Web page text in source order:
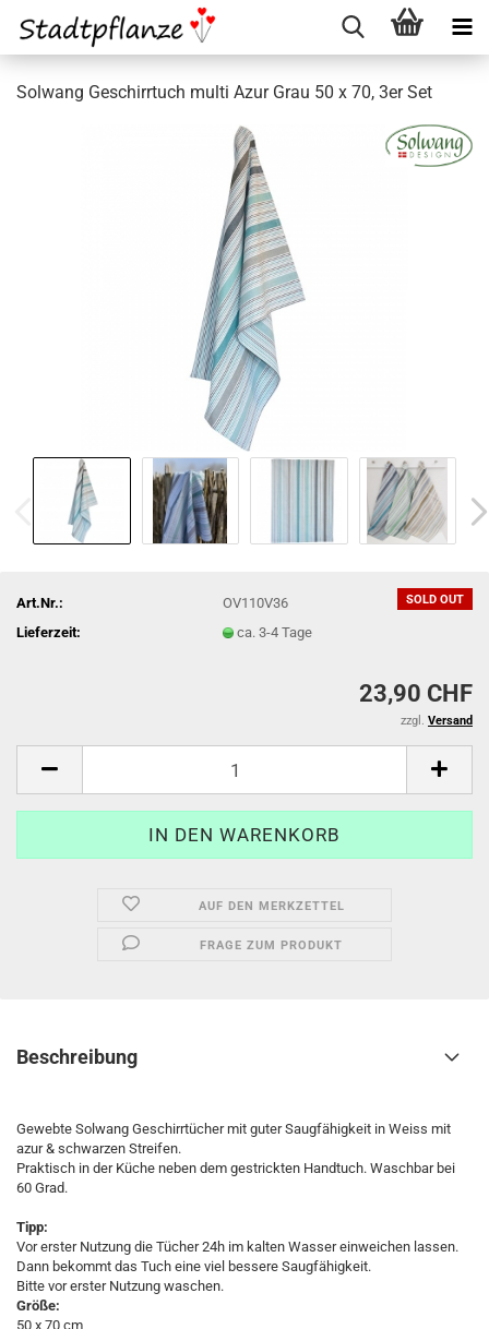
Solwang Geschirrtuch multi Azur Grau 50 x 70, 3er Set
SOLD OUT
Art.Nr.:
OV110V36
Lieferzeit:
ca. 3-4 Tage
23,90 CHF
zzgl. Versand
AUF DEN MERKZETTEL
FRAGE ZUM PRODUKT
Beschreibung
Gewebte Solwang Geschirrtücher mit guter Saugfähigkeit in Weiss mit
azur & schwarzen Streifen.
Praktisch in der Küche neben dem gestrickten Handtuch. Waschbar bei
60 Grad.
Tipp:
Vor erster Nutzung die Tücher 24h im kalten Wasser einweichen lassen.
Dann bekommt das Tuch eine viel bessere Saugfähigkeit.
Bitte vor erster Nutzung waschen.
Größe:
50 x 70 cm